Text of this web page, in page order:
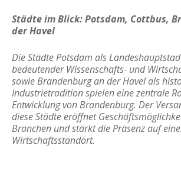
Städte im Blick: Potsdam, Cottbus,
der Havel
Die Städte Potsdam als
bedeutender Wissenschafts- und
sowie Brandenburg an der Havel als
Industrietradition spielen eine zentrale
Entwicklung von Brandenburg. Der
diese Städte eröffnet
Branchen und stärkt die Präsenz auf
Wirtschaftsstandort.